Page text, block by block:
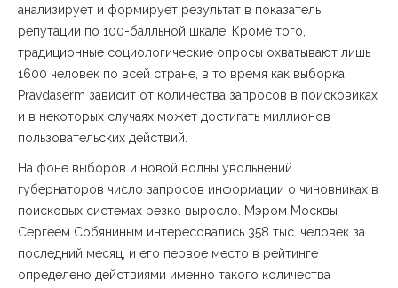
анализирует и формирует результат в показатель
репутации по 100-балльной шкале. Кроме того,
традиционные социологические опросы охватывают лишь
1600 человек по всей стране, в то время как выборка
Pravdaserm зависит от количества запросов в поисковиках
и в некоторых случаях может достигать миллионов
пользовательских действий.
На фоне выборов и новой волны увольнений
губернаторов число запросов информации о чиновниках в
поисковых системах резко выросло. Мэром Москвы
Сергеем Собяниным интересовались 358 тыс. человек за
последний месяц, и его первое место в рейтинге
определено действиями именно такого количества